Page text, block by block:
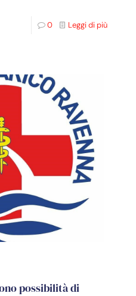
0 Leggi di più
possibilità di